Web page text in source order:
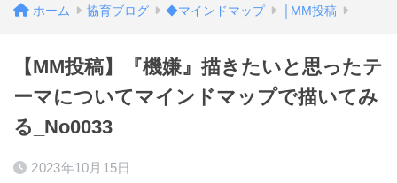
ホーム 協育ブログ ◆マインドマップ ├MM投稿
【MM投稿】『機嫌』描きたいと思ったテ
ーマについてマインドマップで描いてみ
る_No0033
2023年10月15日